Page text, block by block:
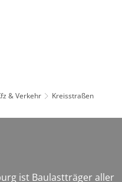
& Verkehr Kreisstraßen
ist Baulastträger aller